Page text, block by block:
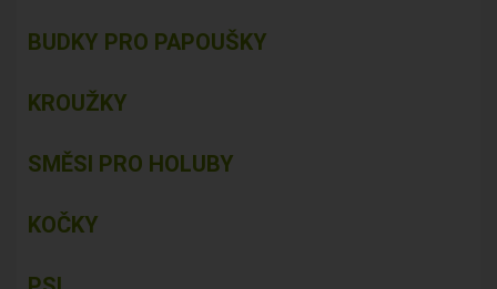
BUDKY PRO PAPOUŠKY
KROUŽKY
SMĚSI PRO HOLUBY
KOČKY